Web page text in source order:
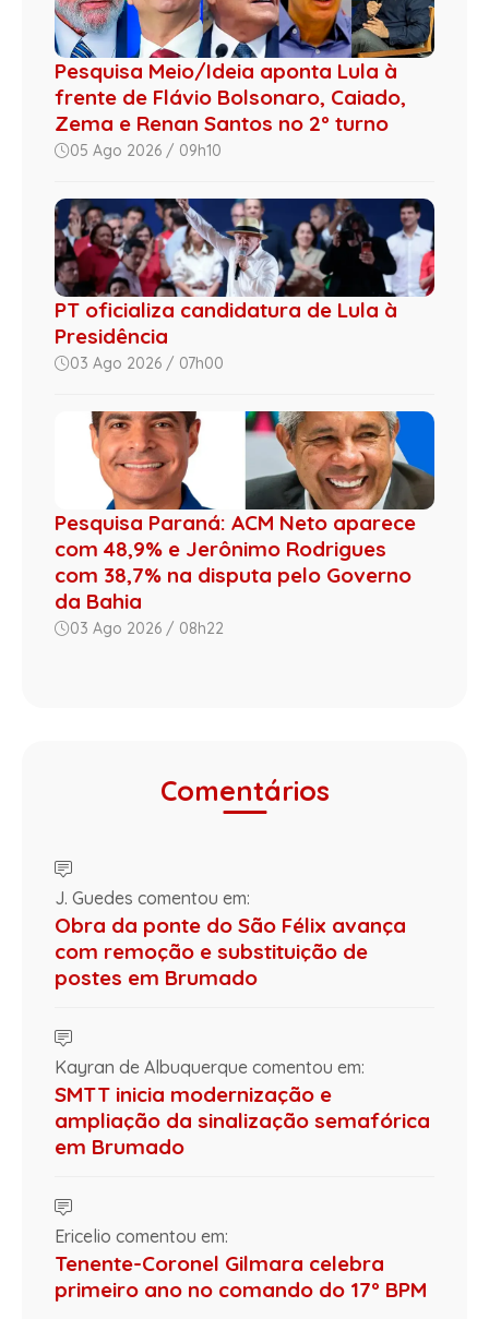
Pesquisa Meio/Ideia aponta Lula à
frente de Flávio Bolsonaro, Caiado,
Zema e Renan Santos no 2º turno
05 Ago 2026 / 09h10
PT oficializa candidatura de Lula à
Presidência
03 Ago 2026 / 07h00
Pesquisa Paraná: ACM Neto aparece
com 48,9% e Jerônimo Rodrigues
com 38,7% na disputa pelo Governo
da Bahia
03 Ago 2026 / 08h22
Comentários
J. Guedes comentou em:
Obra da ponte do São Félix avança
com remoção e substituição de
postes em Brumado
Kayran de Albuquerque comentou em:
SMTT inicia modernização e
ampliação da sinalização semafórica
em Brumado
Ericelio comentou em:
Tenente-Coronel Gilmara celebra
primeiro ano no comando do 17º BPM